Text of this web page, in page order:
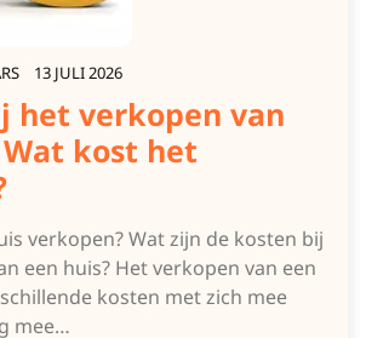
13 JULI 2026
het verkopen van
kost het
verkopen? Wat zijn de kosten bij
een huis? Het verkopen van een
kosten met zich mee
mee…